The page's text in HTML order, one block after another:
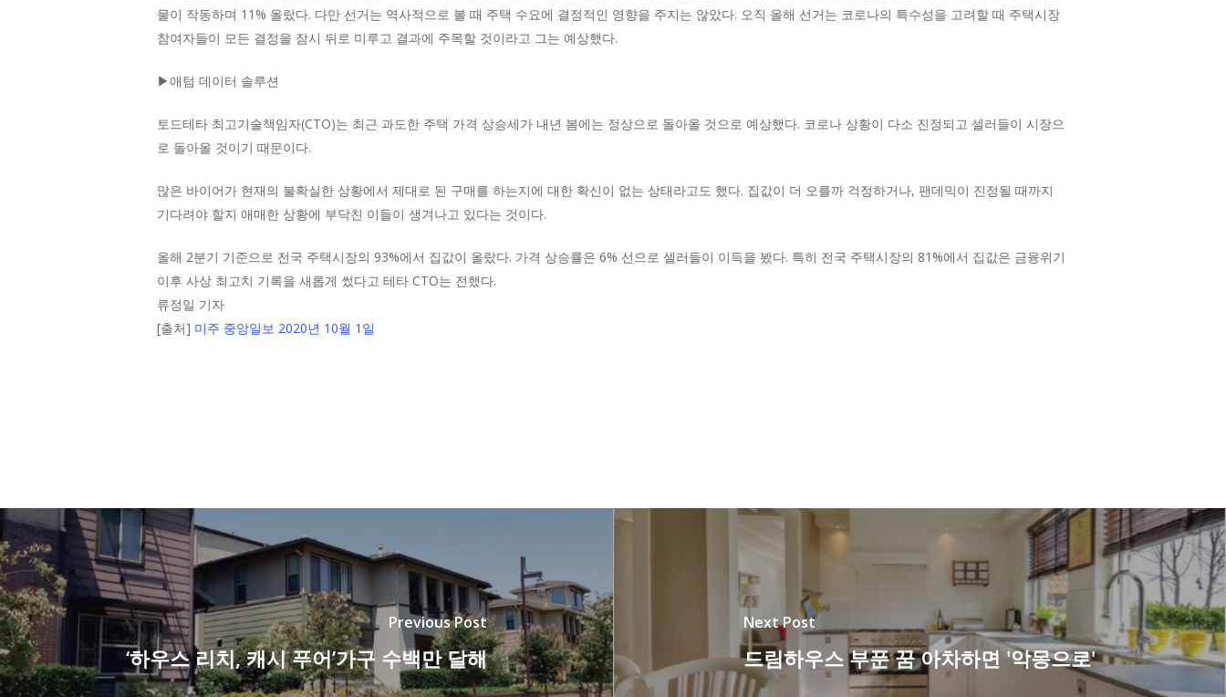
물이 작동하며 11% 올랐다. 다만 선거는 역사적으로 볼 때 주택 수요에 결정적인 영향을 주지는 않았다. 오직 올해 선거는 코로나의 특수성을 고려할 때 주택시장
참여자들이 모든 결정을 잠시 뒤로 미루고 결과에 주목할 것이라고 그는 예상했다.
▶애텀 데이터 솔루션
토드테타 최고기술책임자(CTO)는 최근 과도한 주택 가격 상승세가 내년 봄에는 정상으로 돌아올 것으로 예상했다. 코로나 상황이 다소 진정되고 셀러들이 시장으
로 돌아올 것이기 때문이다.
많은 바이어가 현재의 불확실한 상황에서 제대로 된 구매를 하는지에 대한 확신이 없는 상태라고도 했다. 집값이 더 오를까 걱정하거나, 팬데믹이 진정될 때까지
기다려야 할지 애매한 상황에 부닥친 이들이 생겨나고 있다는 것이다.
올해 2분기 기준으로 전국 주택시장의 93%에서 집값이 올랐다. 가격 상승률은 6% 선으로 셀러들이 이득을 봤다. 특히 전국 주택시장의 81%에서 집값은 금융위기
이후 사상 최고치 기록을 새롭게 썼다고 테타 CTO는 전했다.
류정일 기자
[출처] 미주 중앙일보 2020년 10월 1일
Previous Post
‘하우스 리치, 캐시 푸어’가구 수백만 달해
Next Post
드림하우스 부푼 꿈 아차하면 '악몽으로'